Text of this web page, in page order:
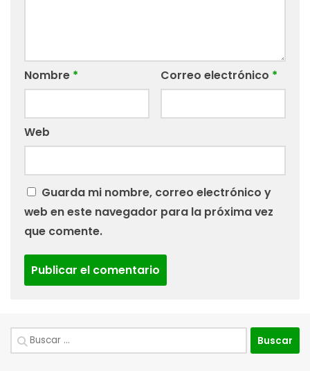
Nombre * Correo electrónico *
Web
Guarda mi nombre, correo electrónico y
web en este navegador para la próxima vez
que comente.
Buscar: